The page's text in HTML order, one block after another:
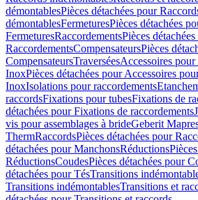
démontablesPièces détachées pour
démontablesFermeturesPièces détachées
FermeturesRaccordementsPièces
RaccordementsCompensateursPièces
CompensateursTraverséesAccessoires
InoxPièces détachées pour Accessoires
InoxIsolations pour raccordements
raccordsFixations pour tubesFixations de
détachées pour Fixations de raccordements
vis pour assemblages à brideGeberit
ThermRaccordsPièces détachées pour
détachées pour ManchonsRéductions
RéductionsCoudesPièces détachées pour
détachées pour TésTransitions
Transitions indémontablesTransitions et